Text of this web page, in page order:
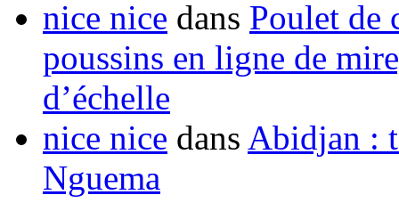
nice nice dans Poulet de
poussins en ligne de
d’échelle
nice nice dans Abidjan :
Nguema